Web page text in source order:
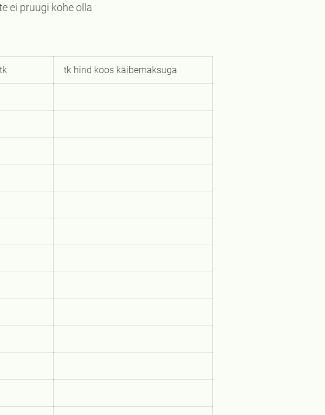
ei pruugi kohe olla
tk hind koos käibemaksuga